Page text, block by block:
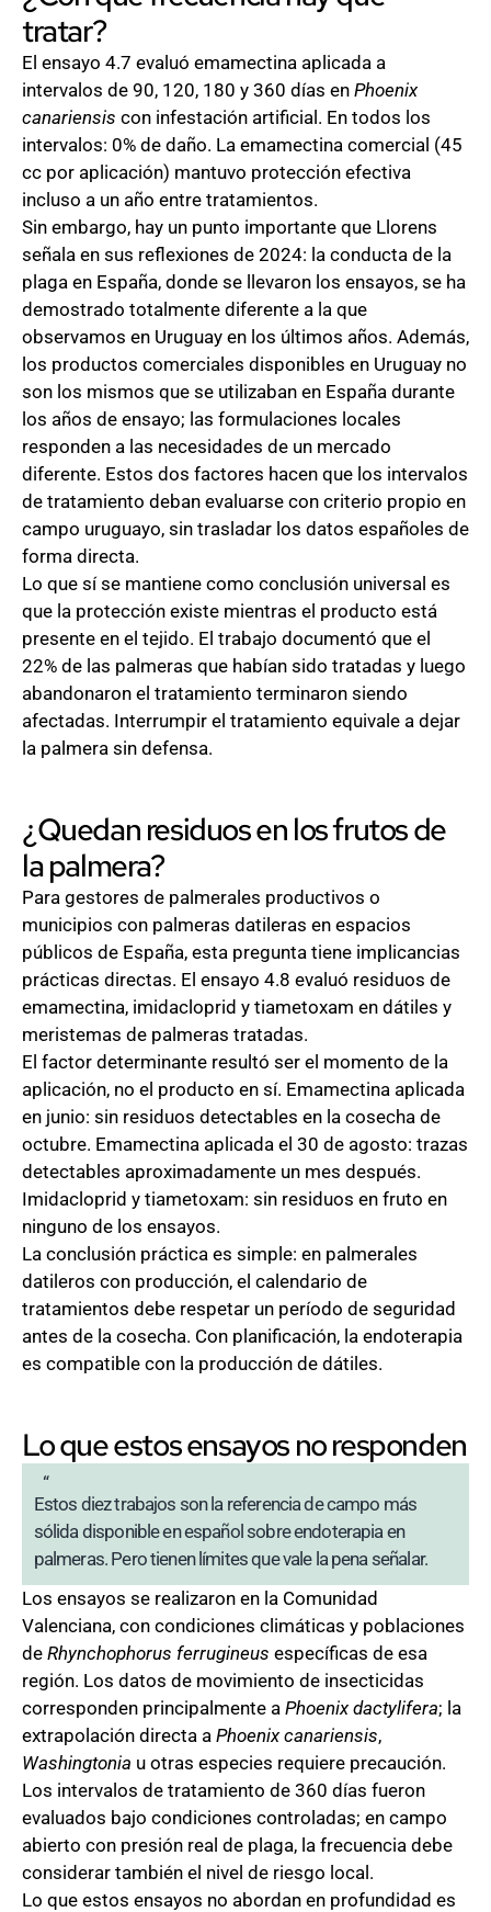
tratar?
El ensayo 4.7 evaluó emamectina aplicada a
intervalos de 90, 120, 180 y 360 días en Phoenix
canariensis con infestación artificial. En todos los
intervalos: 0% de daño. La emamectina comercial (45
cc por aplicación) mantuvo protección efectiva
incluso a un año entre tratamientos.
Sin embargo, hay un punto importante que Llorens
señala en sus reflexiones de 2024: la conducta de la
plaga en España, donde se llevaron los ensayos, se ha
demostrado totalmente diferente a la que
observamos en Uruguay en los últimos años. Además,
los productos comerciales disponibles en Uruguay no
son los mismos que se utilizaban en España durante
los años de ensayo; las formulaciones locales
responden a las necesidades de un mercado
diferente. Estos dos factores hacen que los intervalos
de tratamiento deban evaluarse con criterio propio en
campo uruguayo, sin trasladar los datos españoles de
forma directa.
Lo que sí se mantiene como conclusión universal es
que la protección existe mientras el producto está
presente en el tejido. El trabajo documentó que el
22% de las palmeras que habían sido tratadas y luego
abandonaron el tratamiento terminaron siendo
afectadas. Interrumpir el tratamiento equivale a dejar
la palmera sin defensa.
¿Quedan residuos en los frutos de
la palmera?
Para gestores de palmerales productivos o
municipios con palmeras datileras en espacios
públicos de España, esta pregunta tiene implicancias
prácticas directas. El ensayo 4.8 evaluó residuos de
emamectina, imidacloprid y tiametoxam en dátiles y
meristemas de palmeras tratadas.
El factor determinante resultó ser el momento de la
aplicación, no el producto en sí. Emamectina aplicada
en junio: sin residuos detectables en la cosecha de
octubre. Emamectina aplicada el 30 de agosto: trazas
detectables aproximadamente un mes después.
Imidacloprid y tiametoxam: sin residuos en fruto en
ninguno de los ensayos.
La conclusión práctica es simple: en palmerales
datileros con producción, el calendario de
tratamientos debe respetar un período de seguridad
antes de la cosecha. Con planificación, la endoterapia
es compatible con la producción de dátiles.
Lo que estos ensayos no responden
Estos diez trabajos son la referencia de campo más
sólida disponible en español sobre endoterapia en
palmeras. Pero tienen límites que vale la pena señalar.
Los ensayos se realizaron en la Comunidad
Valenciana, con condiciones climáticas y poblaciones
de Rhynchophorus ferrugineus específicas de esa
región. Los datos de movimiento de insecticidas
corresponden principalmente a Phoenix dactylifera; la
extrapolación directa a Phoenix canariensis,
Washingtonia u otras especies requiere precaución.
Los intervalos de tratamiento de 360 días fueron
evaluados bajo condiciones controladas; en campo
abierto con presión real de plaga, la frecuencia debe
considerar también el nivel de riesgo local.
Lo que estos ensayos no abordan en profundidad es